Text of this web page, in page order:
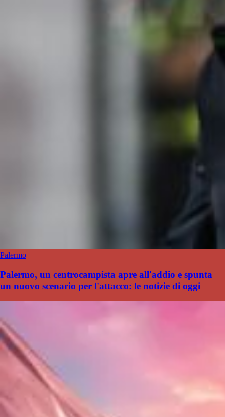
Palermo
Palermo, un centrocampista apre all'addio e spunta
un nuovo scenario per l'attacco: le notizie di oggi